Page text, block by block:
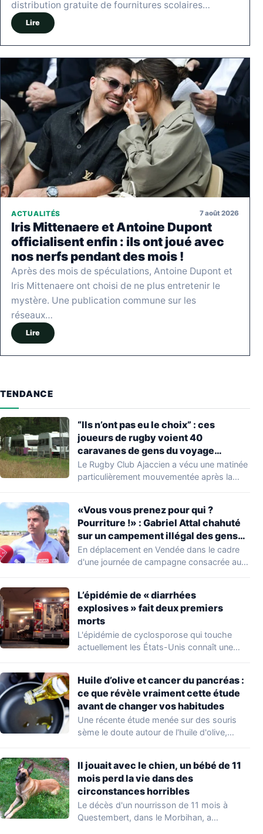
distribution gratuite de fournitures scolaires…
Lire
ACTUALITÉS 7 août 2026
Iris Mittenaere et Antoine Dupont
officialisent enfin : ils ont joué avec
nos nerfs pendant des mois !
Après des mois de spéculations, Antoine Dupont et
Iris Mittenaere ont choisi de ne plus entretenir le
mystère. Une publication commune sur les
réseaux…
Lire
TENDANCE
“Ils n’ont pas eu le choix” : ces
joueurs de rugby voient 40
caravanes de gens du voyage
s’installer dans leur stade, ils les
délogent en moins d’1 heure
Le Rugby Club Ajaccien a vécu une matinée
particulièrement mouvementée après la
«Vous vous prenez pour qui ?
Pourriture !» : Gabriel Attal chahuté
sur un campement illégal des gens
du voyage
En déplacement en Vendée dans le cadre
d'une journée de campagne consacrée aux
L’épidémie de « diarrhées
explosives » fait deux premiers
morts
L'épidémie de cyclosporose qui touche
actuellement les États-Unis connaît une
Huile d’olive et cancer du pancréas :
ce que révèle vraiment cette étude
avant de changer vos habitudes
Une récente étude menée sur des souris
sème le doute autour de l'huile d'olive,…
Il jouait avec le chien, un bébé de 11
mois perd la vie dans des
circonstances horribles
Le décès d'un nourrisson de 11 mois à
Questembert, dans le Morbihan, a